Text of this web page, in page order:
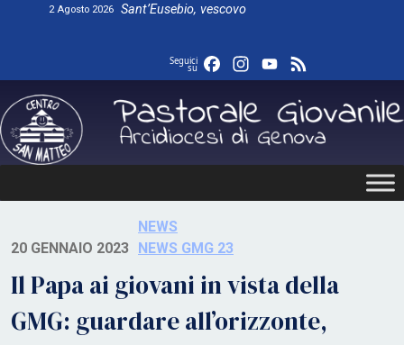
2 Agosto 2026 Sant’Eusebio, vescovo
Seguici
su FacebookInstagram
YouTube
20 GENNAIO 2023
NEWS
NEWS GMG 23
Il Papa ai giovani in vista della
GMG: guardare all’orizzonte,